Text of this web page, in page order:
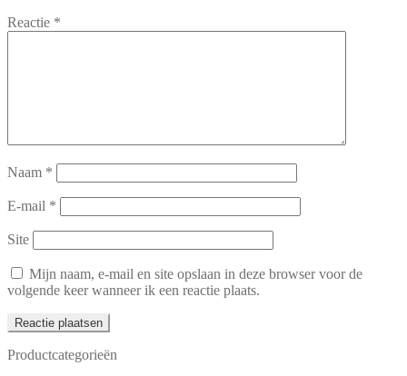
Reactie *
Naam *
E-mail *
Site
Mijn naam, e-mail en site opslaan in deze browser voor de
volgende keer wanneer ik een reactie plaats.
Productcategorieën